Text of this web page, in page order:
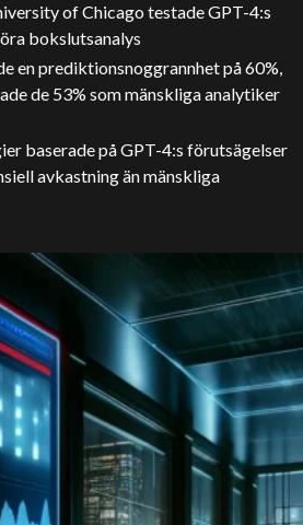
of Chicago testade GPT-4:s
bokslutsanalys
en prediktionsnoggrannhet på 60%,
de 53% som mänskliga analytiker
baserade på GPT-4:s förutsägelser
avkastning än mänskliga